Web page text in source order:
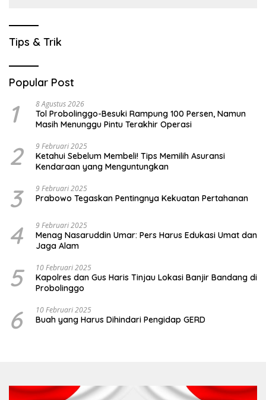
Tips & Trik
Popular Post
1 8 Agustus 2026
Tol Probolinggo-Besuki Rampung 100 Persen, Namun
Masih Menunggu Pintu Terakhir Operasi
2 9 Februari 2025
Ketahui Sebelum Membeli! Tips Memilih Asuransi
Kendaraan yang Menguntungkan
3 9 Februari 2025
Prabowo Tegaskan Pentingnya Kekuatan Pertahanan
4 9 Februari 2025
Menag Nasaruddin Umar: Pers Harus Edukasi Umat dan
Jaga Alam
5 10 Februari 2025
Kapolres dan Gus Haris Tinjau Lokasi Banjir Bandang di
Probolinggo
6 10 Februari 2025
Buah yang Harus Dihindari Pengidap GERD